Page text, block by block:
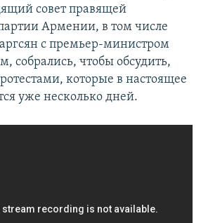
совет правящей
Армении, в том числе
с премьер-министром
собрались, чтобы обсудить,
которые в настоящее
уже несколько дней.